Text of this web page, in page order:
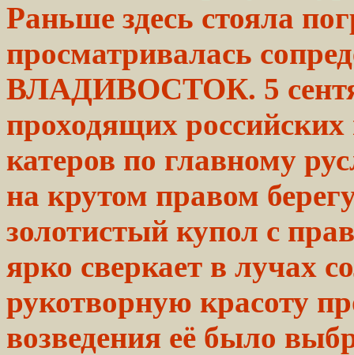
Раньше здесь стояла
просматривалась
ВЛАДИВОСТОК. 5
проходящих российских
катеров по главному
на крутом правом
золотистый купол с
ярко сверкает в лучах
рукотворную красоту
возведения её было